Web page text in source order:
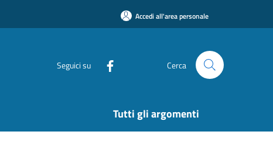
Accedi all'area personale
Seguici su Cerca
Tutti gli argomenti